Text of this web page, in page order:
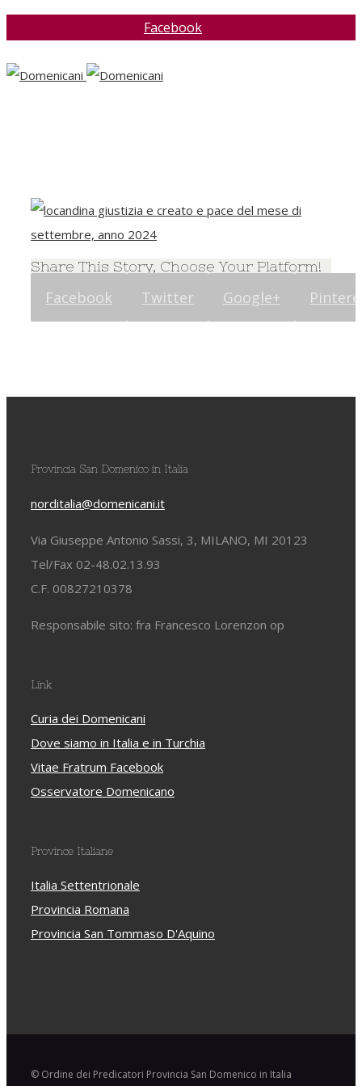
Facebook
Share This Story, Choose Your Platform!
Facebook Twitter Google+
Provincia San Domenico in Italia
norditalia@domenicani.it
Via Giuseppe Antonio Sassi, 3, MILANO, MI 20123
Tel/Fax 02-48.02.13.93
C.F. 00827210378
Responsabile sito: fra Francesco Lorenzon op
Link
Curia dei Domenicani
Dove siamo in Italia e in Turchia
Vitae Fratrum Facebook
Osservatore Domenicano
Province Italiane
Italia Settentrionale
Provincia Romana
Provincia San Tommaso D'Aquino
© Ordine dei Predicatori Provincia San Domenico in Italia